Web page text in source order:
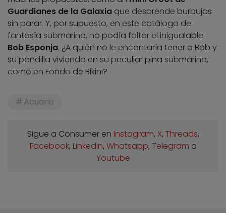
Guardianes de la Galaxia que desprende burbujas
sin parar. Y, por supuesto, en este catálogo de
fantasía submarina, no podía faltar el inigualable
Bob Esponja. ¿A quién no le encantaría tener a Bob y
su pandilla viviendo en su peculiar piña submarina,
como en Fondo de Bikini?
Acuario
Sigue a Consumer en Instagram, X, Threads,
Facebook, Linkedin, Whatsapp, Telegram o
Youtube